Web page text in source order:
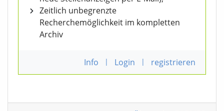
Zeitlich unbegrenzte
Recherchemöglichkeit im kompletten
Archiv
Info | Login | registrieren